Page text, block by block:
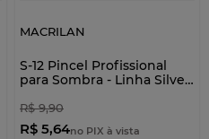
MACRILAN
S-12 Pincel Profissional
para Sombra - Linha Silver
R$ 9,90
R$ 5,64no PIX à vista